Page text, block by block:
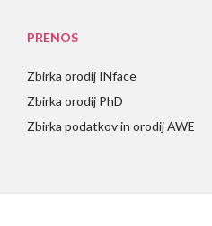
PRENOS
Zbirka orodij INface
Zbirka orodij PhD
Zbirka podatkov in orodij AWE